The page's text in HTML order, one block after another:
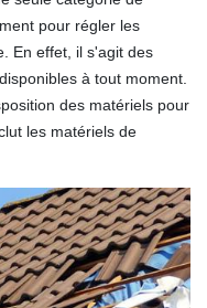
pour régler les
En effet, il s'agit des
à tout moment.
des matériels pour
les matériels de